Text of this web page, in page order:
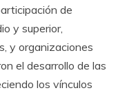
de
y superior,
y organizaciones
el desarrollo de las
los vínculos